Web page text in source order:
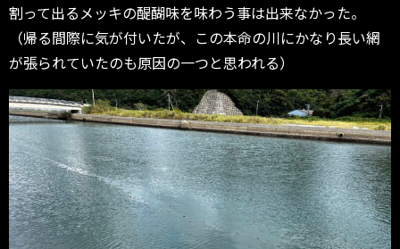
割って出るメッキの醍醐味を味わう事は出来なかった。
（帰る間際に気が付いたが、この本命の川にかなり長い網
が張られていたのも原因の一つと思われる）